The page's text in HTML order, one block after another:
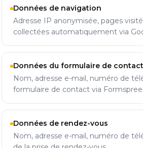
Données de navigation
Adresse IP anonymisée, pages
collectées automatiquement via
Données du formulaire de contact
Nom, adresse e-mail, numéro de
formulaire de contact via Formspree.
Données de rendez-vous
Nom, adresse e-mail, numéro de